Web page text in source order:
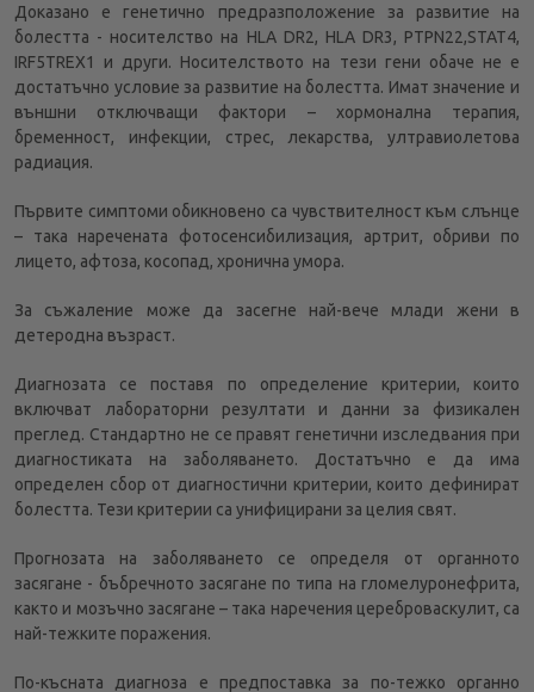
Доказано е генетично предразположение за развитие на
болестта - носителство на HLA DR2, HLA DR3, PTPN22,STAT4,
IRF5TREX1 и други. Носителството на тези гени обаче не е
достатъчно условие за развитие на болестта. Имат значение и
външни отключващи фактори – хормонална терапия,
бременност, инфекции, стрес, лекарства, ултравиолетова
радиация.
Първите симптоми обикновено са чувствителност към слънце
– така наречената фотосенсибилизация, артрит, обриви по
лицето, афтоза, косопад, хронична умора.
За съжаление може да засегне най-вече млади жени в
детеродна възраст.
Диагнозата се поставя по определение критерии, които
включват лабораторни резултати и данни за физикален
преглед. Стандартно не се правят генетични изследвания при
диагностиката на заболяването. Достатъчно е да има
определен сбор от диагностични критерии, които дефинират
болестта. Тези критерии са унифицирани за целия свят.
Прогнозата на заболяването се определя от органното
засягане - бъбречното засягане по типа на гломелуронефрита,
както и мозъчно засягане – така наречения цереброваскулит, са
най-тежките поражения.
По-късната диагноза е предпоставка за по-тежко органно